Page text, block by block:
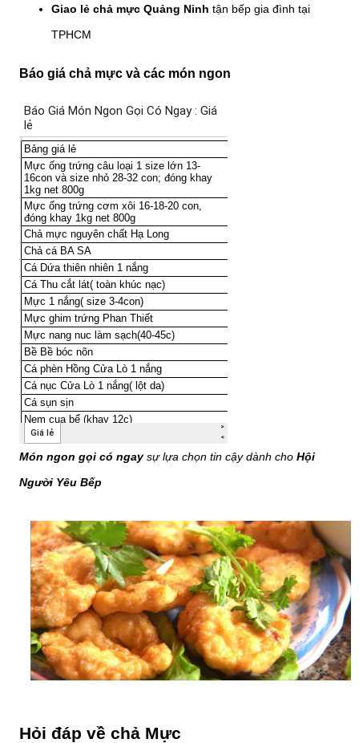
Giao lẻ chả mực Quảng Ninh tận bếp gia đình tại
TPHCM
Báo giá chả mực và các món ngon
Món ngon gọi có ngaysự lựa chọn tin cậy dành cho Hội
Người Yêu Bếp
Hỏi đáp về chả Mực